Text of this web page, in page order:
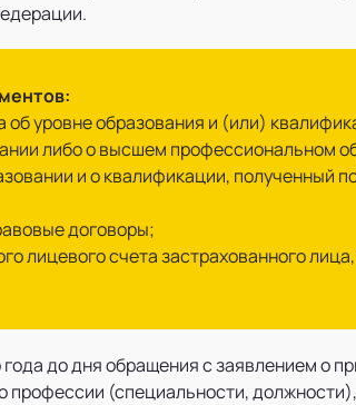
об уровне образования и (или)
либо о высшем профессиональном
и о квалификации, полученный
договоры;
лицевого счета застрахованного
до дня обращения с заявлением о
профессии (специальности,